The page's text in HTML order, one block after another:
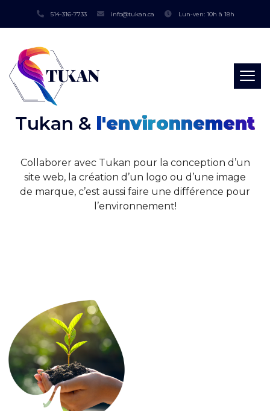
514-316-7733 info@tukan.ca Lun-ven: 10h à 18h
Tukan & l'environnement
Collaborer avec Tukan pour la conception d’un
site web, la création d’un logo ou d’une image
de marque, c’est aussi faire une différence pour
l’environnement!